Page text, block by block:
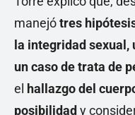
manejótres
la integridad
un caso de trata de
el hallazgo del
posibilidad y